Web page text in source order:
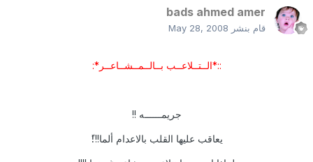
bads ahmed amer
قام بنشر May 28, 2008
::*الــتــلاعــب بــالــمــشــاعــر*:
جريمــــــه !!
يعاقب عليها القلب بالاعدام ألما!!!ً